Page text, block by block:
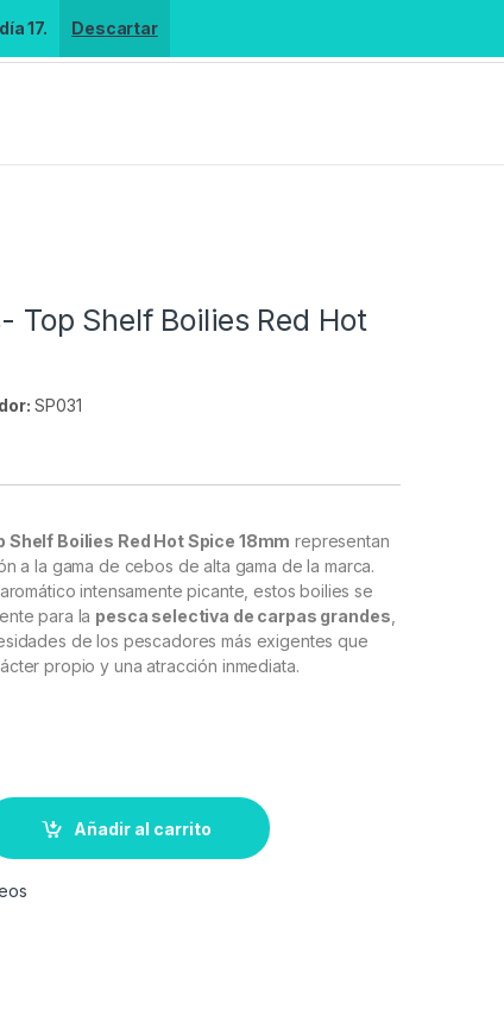
17. Descartar
Top Shelf Boilies Red Hot
SP031
Boilies Red Hot Spice 18mm representan
a la gama de cebos de alta gama de la marca.
intensamente picante, estos boilies se
para la pesca selectiva de carpas grandes
de los pescadores más exigentes que
propio y una atracción inmediata.
Añadir al carrito